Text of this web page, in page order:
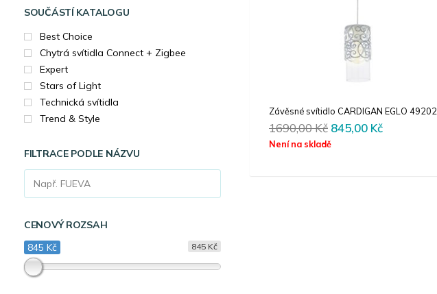
SOUČÁSTÍ KATALOGU
Best Choice
Chytrá svítidla Connect + Zigbee
Expert
Stars of Light
Technická svítidla
Trend & Style
FILTRACE PODLE NÁZVU
CENOVÝ ROZSAH
845 Kč
845 Kč
Závěsné svítidlo CARDIGAN EGLO 49202
1690,00Kč Original
price
845,00 KčCurrent
Není na skladě